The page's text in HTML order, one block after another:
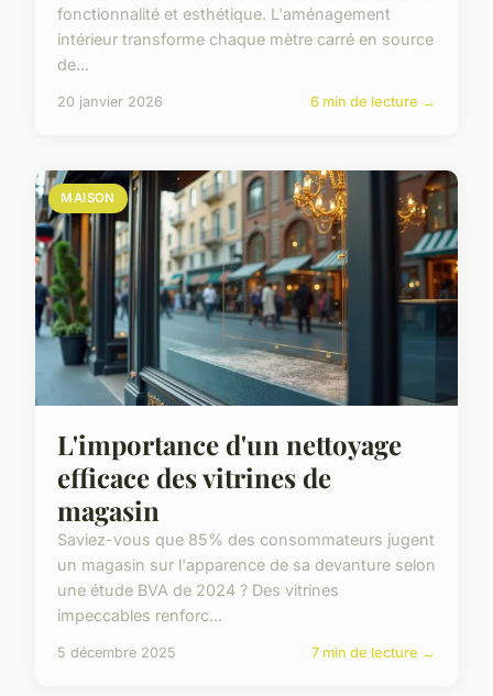
fonctionnalité et esthétique. L'aménagement
intérieur transforme chaque mètre carré en source
de...
20 janvier 2026 6 min de lecture →
MAISON
L'importance d'un nettoyage
efficace des vitrines de
magasin
Saviez-vous que 85% des consommateurs jugent
un magasin sur l'apparence de sa devanture selon
une étude BVA de 2024 ? Des vitrines
impeccables renforc...
5 décembre 2025 7 min de lecture →